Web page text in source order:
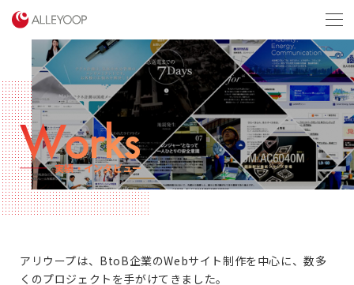
Works
実績・インタビュー
アリウープは、BtoB企業のWebサイト制作を中心に、数多
くのプロジェクトを手がけてきました。